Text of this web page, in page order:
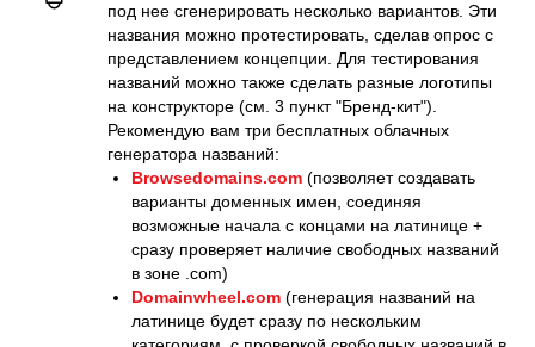
под нее сгенерировать несколько вариантов. Эти
названия можно протестировать, сделав опрос с
представлением концепции. Для тестирования
названий можно также сделать разные логотипы
на конструкторе (см. 3 пункт "Бренд-кит").
Рекомендую вам три бесплатных облачных
генератора названий:
Browsedomains.com (позволяет создавать
варианты доменных имен, соединяя
возможные начала с концами на латинице +
сразу проверяет наличие свободных названий
в зоне .com)
Domainwheel.com (генерация названий на
латинице будет сразу по нескольким